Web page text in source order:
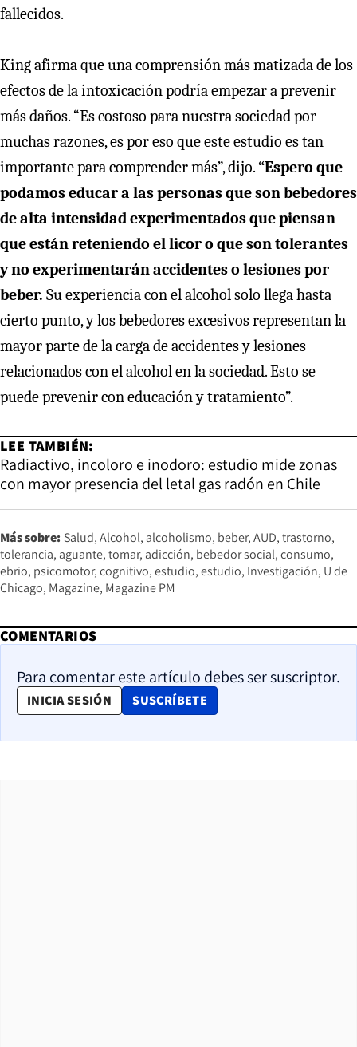
fallecidos.
King afirma que una comprensión más matizada de los
efectos de la intoxicación podría empezar a prevenir
más daños. “Es costoso para nuestra sociedad por
muchas razones, es por eso que este estudio es tan
importante para comprender más”, dijo.“Espero que
podamos educar a las personas que son bebedores
de alta intensidad experimentados que piensan
que están reteniendo el licor o que son tolerantes
y no experimentarán accidentes o lesiones por
beber. Su experiencia con el alcohol solo llega hasta
cierto punto, y los bebedores excesivos representan la
mayor parte de la carga de accidentes y lesiones
relacionados con el alcohol en la sociedad. Esto se
puede prevenir con educación y tratamiento”.
LEE TAMBIÉN:
Radiactivo, incoloro e inodoro: estudio mide zonas
con mayor presencia del letal gas radón en Chile
Más sobre: Salud Alcohol alcoholismo beber AUD trastorno
tolerancia aguante tomar adicción bebedor social consumo
ebrio psicomotor cognitivo estudio estudio Investigación U de
Chicago Magazine Magazine PM
COMENTARIOS
Para comentar este artículo debes ser suscriptor.
INICIA SESIÓN SUSCRÍBETE
OPENS IN NEW WINDOW